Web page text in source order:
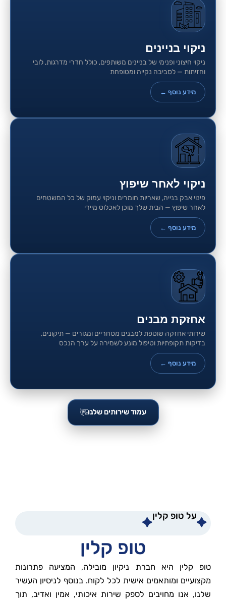
ניקוי בניינים
ניקוי חיצוני ופנימי של בניינים משותפים, כולל חדרי מדרגות, לובי
וחזיתות — לסביבה נקייה ומטופחת
מידע נוסף ←
ניקוי לאחר שיפוץ
פינוי אבק בנייה, שאריות חומרים וניקוי עמוק של כל המשטחים
לאחר שיפוץ — הבית שלך מוכן לאכלוס מיידי
מידע נוסף ←
אחזקת מבנים
שירותי אחזקה שוטפת למבנים מסחריים ומגורים — תיקונים,
בדיקות תקופתיות וטיפול מונע לשמירה על ערך הנכס
מידע נוסף ←
עמוד שירותים שלנו
על טופ קלין
טופ קלין
טופ קלין היא חברת ניקיון מובילה, המציעה פתרונות
מקצועיים ומותאמים אישית לכל לקוח. בנוסף לניסיון העשיר
שלנו, אנו מחויבים לספק שירות איכותי, אמין ואדיב, תוך